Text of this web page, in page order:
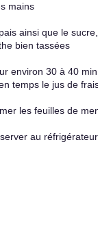
mains
ainsi que le
bien tassées
environ 30 à 40
temps le jus de
les feuilles de
au